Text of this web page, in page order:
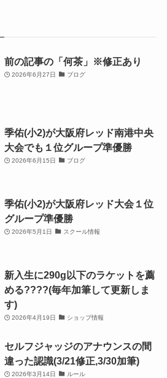
前の記事の「何茶」※修正あり
2026年6月27日 ブログ
季佑(小2)が大阪府レッド南港中央
大会でも１位グループ準優勝
2026年6月15日 ブログ
季佑(小2)が大阪府レッド大会１位
グループ準優勝
2026年5月1日 スクール情報
新入生に290g以下のラケットを薦
める????(毎年加筆して更新しま
す)
2026年4月19日 ショップ情報
セルフジャッジのアナウンスの間
違った認識(3/21修正,3/30加筆)
2026年3月14日 ルール